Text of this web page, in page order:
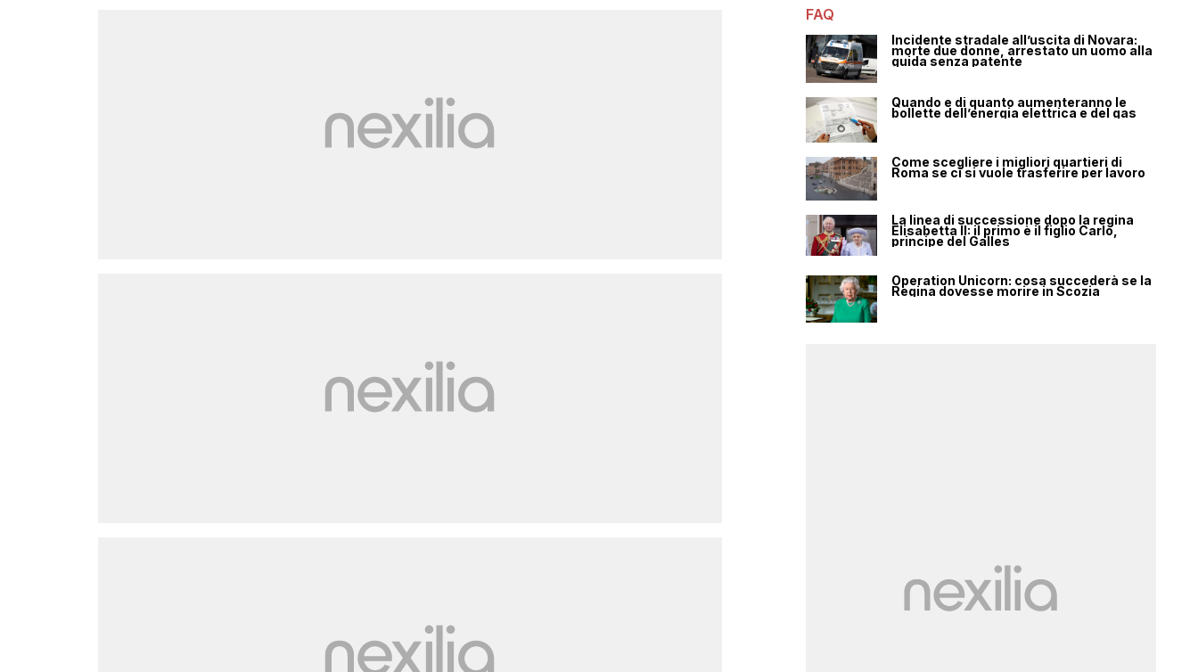
FAQ
Incidente stradale all’uscita di Novara:
morte due donne, arrestato un uomo alla
guida senza patente
Quando e di quanto aumenteranno le
bollette dell’energia elettrica e del gas
Come scegliere i migliori quartieri di
Roma se ci si vuole trasferire per lavoro
La linea di successione dopo la regina
Elisabetta II: il primo è il figlio Carlo,
principe del Galles
Operation Unicorn: cosa succederà se la
Regina dovesse morire in Scozia